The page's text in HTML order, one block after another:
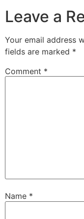
Leave a
Your email address
fields are marked *
Comment *
Name *